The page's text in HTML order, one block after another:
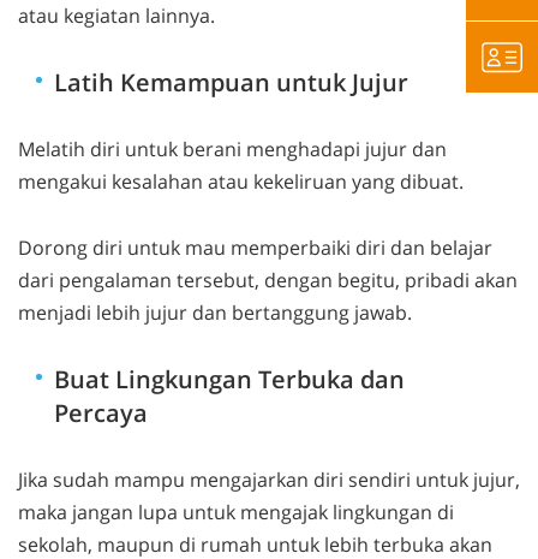
atau kegiatan lainnya.
Latih Kemampuan untuk Jujur
Melatih diri untuk berani menghadapi jujur dan
mengakui kesalahan atau kekeliruan yang dibuat.
Dorong diri untuk mau memperbaiki diri dan belajar
dari pengalaman tersebut, dengan begitu, pribadi akan
menjadi lebih jujur dan bertanggung jawab.
Buat Lingkungan Terbuka dan
Percaya
Jika sudah mampu mengajarkan diri sendiri untuk jujur,
maka jangan lupa untuk mengajak lingkungan di
sekolah, maupun di rumah untuk lebih terbuka akan